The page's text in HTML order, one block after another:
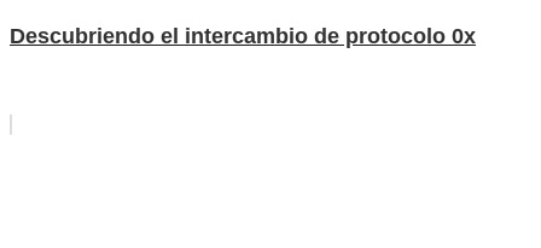
Descubriendo el intercambio de protocolo 0x